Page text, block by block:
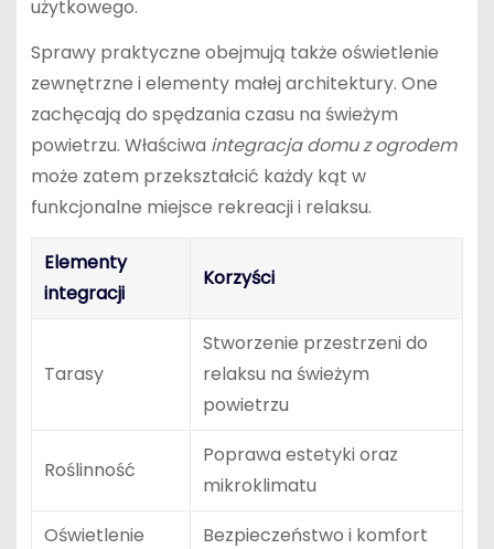
użytkowego.
Sprawy praktyczne obejmują także oświetlenie
zewnętrzne i elementy małej architektury. One
zachęcają do spędzania czasu na świeżym
powietrzu. Właściwa integracja domu z ogrodem
może zatem przekształcić każdy kąt w
funkcjonalne miejsce rekreacji i relaksu.
Elementy
integracji
Korzyści
Tarasy
Stworzenie przestrzeni do
relaksu na świeżym
powietrzu
Roślinność
Poprawa estetyki oraz
mikroklimatu
Oświetlenie
Bezpieczeństwo i komfort